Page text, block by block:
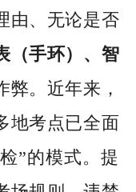
由、无论是否
（手环）、智
弊。近年来，
地考点已全面
”的模式。提